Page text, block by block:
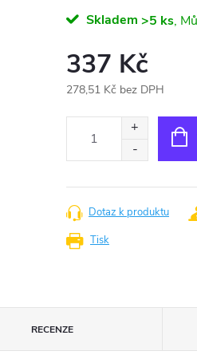
Skladem >5 ks
337 Kč
278,51 Kč bez DPH
Tisk
Dotaz k produktu
RECENZE